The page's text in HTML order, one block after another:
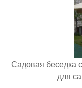
Садовая беседка
для